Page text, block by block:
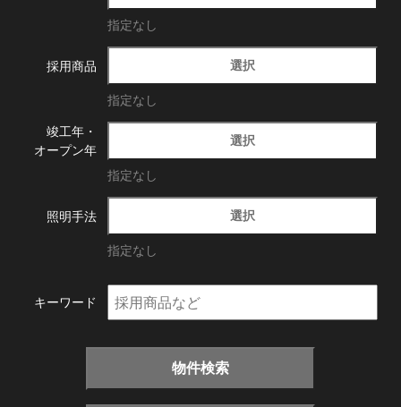
指定なし
採用商品 選択
指定なし
竣工年・
オープン年
選択
指定なし
照明手法 選択
指定なし
キーワード
物件検索